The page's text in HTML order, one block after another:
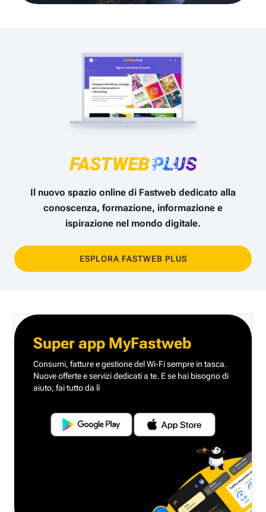
Il nuovo spazio online di Fastweb dedicato alla
conoscenza, formazione, informazione e
ispirazione nel mondo digitale.
ESPLORA FASTWEB PLUS
Super app MyFastweb
Consumi, fatture e gestione del Wi-Fi sempre in tasca.
Nuove offerte e servizi dedicati a te. E se hai bisogno di
aiuto, fai tutto da lì